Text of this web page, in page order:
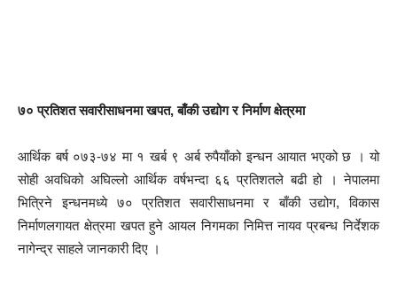
७० प्रतिशत सवारीसाधनमा खपत, बाँकी उद्योग र निर्माण क्षेत्रमा
आर्थिक बर्ष ०७३-७४ मा १ खर्ब ९ अर्ब रुपैयाँको इन्धन आयात भएको छ । यो
सोही अवधिको अघिल्लो आर्थिक वर्षभन्दा ६६ प्रतिशतले बढी हो । नेपालमा
भित्रिने इन्धनमध्ये ७० प्रतिशत सवारीसाधनमा र बाँकी उद्योग, विकास
निर्माणलगायत क्षेत्रमा खपत हुने आयल निगमका निमित्त नायव प्रबन्ध निर्देशक
नागेन्द्र साहले जानकारी दिए ।